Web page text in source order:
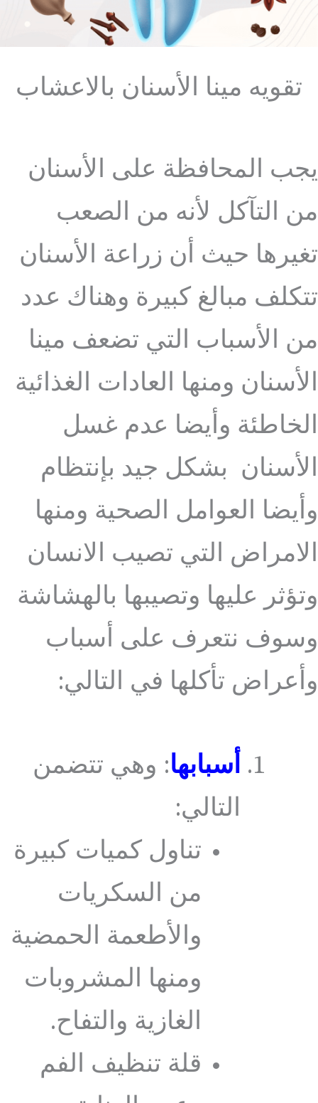
تقويه مينا الأسنان بالاعشاب
يجب المحافظة على الأسنان
من التآكل لأنه من الصعب
تغيرها حيث أن زراعة الأسنان
تتكلف مبالغ كبيرة وهناك عدد
من الأسباب التي تضعف مينا
الأسنان ومنها العادات الغذائية
الخاطئة وأيضا عدم غسل
الأسنان بشكل جيد بإنتظام
وأيضا العوامل الصحية ومنها
الامراض التي تصيب الانسان
وتؤثر عليها وتصيبها بالهشاشة
وسوف نتعرف على أسباب
وأعراض تأكلها في التالي:
أسبابها: وهي تتضمن
التالي:
تناول كميات كبيرة
من السكريات
والأطعمة الحمضية
ومنها المشروبات
الغازية والتفاح.
قلة تنظيف الفم